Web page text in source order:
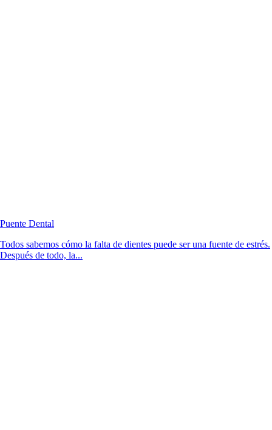
Puente Dental
Todos sabemos cómo la falta de dientes puede ser una fuente de estrés.
Después de todo, la...